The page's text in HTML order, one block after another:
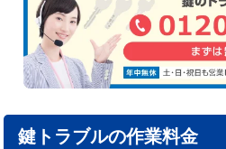
鍵トラブルの作業料金